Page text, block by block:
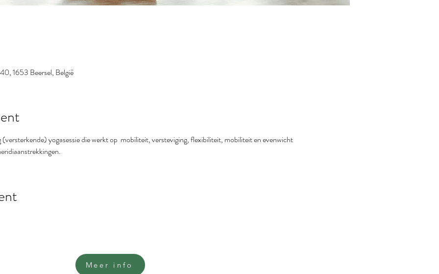
1653 Beersel, België
yogasessie die werkt op  mobiliteit, versteviging, flexibiliteit, mobiliteit en evenwicht
Meer info